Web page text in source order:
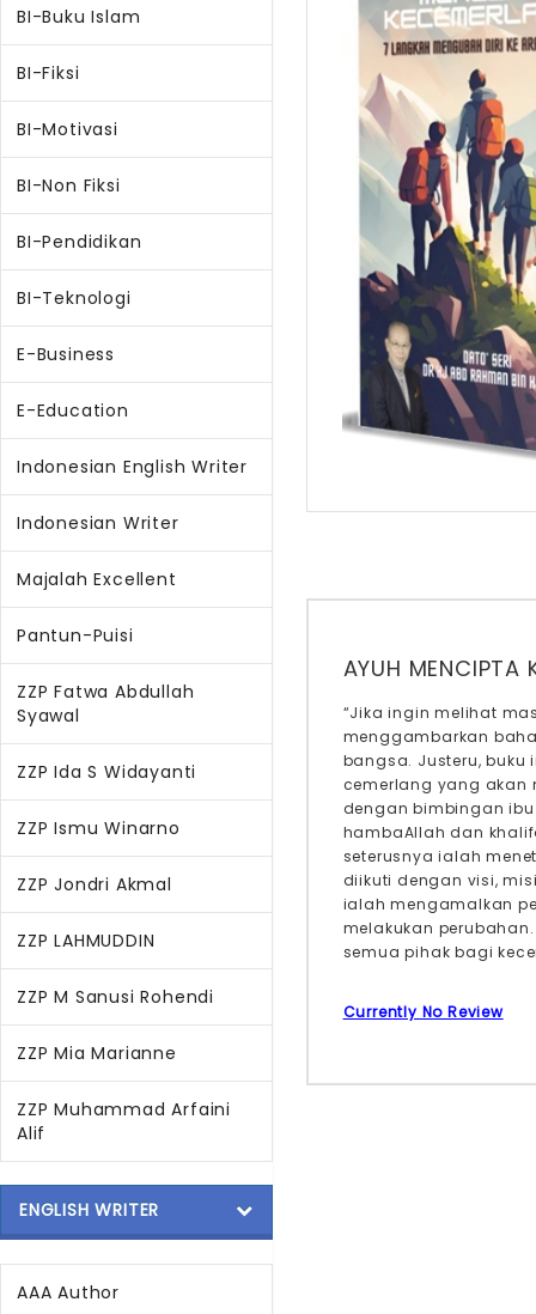
BI-Buku Islam
BI-Fiksi
BI-Motivasi
BI-Non Fiksi
BI-Pendidikan
BI-Teknologi
E-Business
E-Education
Indonesian English Writer
Indonesian Writer
Majalah Excellent
Pantun-Puisi
ZZP Fatwa Abdullah
Syawal
ZZP Ida S Widayanti
ZZP Ismu Winarno
ZZP Jondri Akmal
ZZP LAHMUDDIN
ZZP M Sanusi Rohendi
ZZP Mia Marianne
ZZP Muhammad Arfaini
Alif
ENGLISH WRITER
AAA Author
AYUH MENCIPTA
“Jika ingin melihat
menggambarkan
bangsa. Justeru,
cemerlang yang akan
dengan bimbingan
hambaAllah dan
seterusnya ialah
diikuti dengan visi,
ialah mengamalkan
melakukan
semua pihak bagi
Currently No Review